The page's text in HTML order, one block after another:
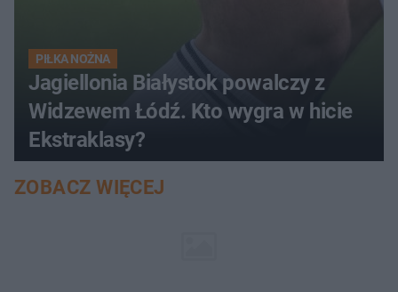
PIŁKA NOŻNA
Jagiellonia Białystok powalczy z
Widzewem Łódź. Kto wygra w hicie
Ekstraklasy?
ZOBACZ WIĘCEJ